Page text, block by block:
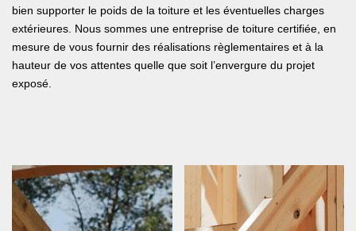
bien supporter le poids de la toiture et les éventuelles charges
extérieures. Nous sommes une entreprise de toiture certifiée, en
mesure de vous fournir des réalisations règlementaires et à la
hauteur de vos attentes quelle que soit l’envergure du projet
exposé.